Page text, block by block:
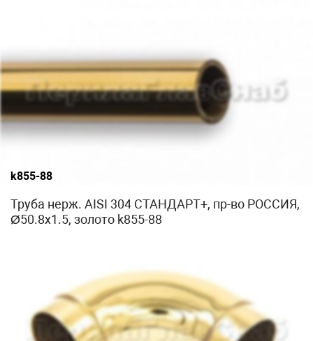
k855-88
Труба нерж. AISI 304 СТАНДАРТ+, пр-во РОССИЯ,
Ø50.8x1.5, золото k855-88